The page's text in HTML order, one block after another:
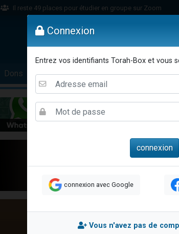
Il reste 49 places pour étudier en groupe sur Zoom
16 personnes viennent de faire un don pour Diane, 80
2 personnes viennent de faire un don pour 1 Journée de
17 personnes viennent de demander une bénédiction
4 personnes viennent de nous rejoindre sur WhatsApp
Il reste 49 places pour étudier en groupe sur Zoom
3 personnes viennent de nous rejoindre sur WhatsApp
Odaya vient de donner son Maasser
2 personnes viennent de nous rejoindre sur WhatsApp
Dons Femmes Enfants Etude sur Texte
Connexion
Entrez vos identifiants Torah-Box et vous
connexion avec Google
Vous n'avez pas de